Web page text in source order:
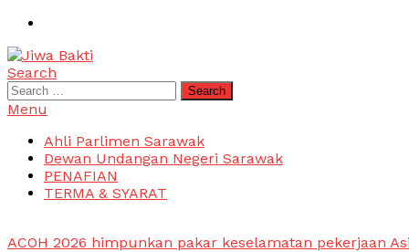
Skip
Content
Jiwa Bakti
Suara PBB Sarawak
Search
Search
for:
Menu
Ahli Parlimen Sarawak
Dewan Undangan Negeri Sarawak
PENAFIAN
TERMA & SYARAT
ACOH 2026 himpunkan pakar keselamatan pekerjaan